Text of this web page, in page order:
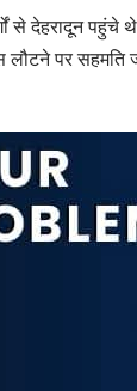
से देहरादून
लौटने पर सहमति